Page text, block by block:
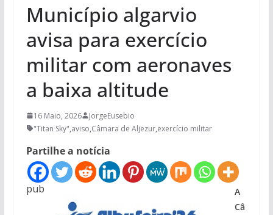
Município algarvio
avisa para exercício
militar com aeronaves
a baixa altitude
16 Maio, 2026
JorgeEusebio
"Titan Sky",aviso,Câmara de Aljezur,exercício militar
Partilhe a notícia
pub
A
Câ